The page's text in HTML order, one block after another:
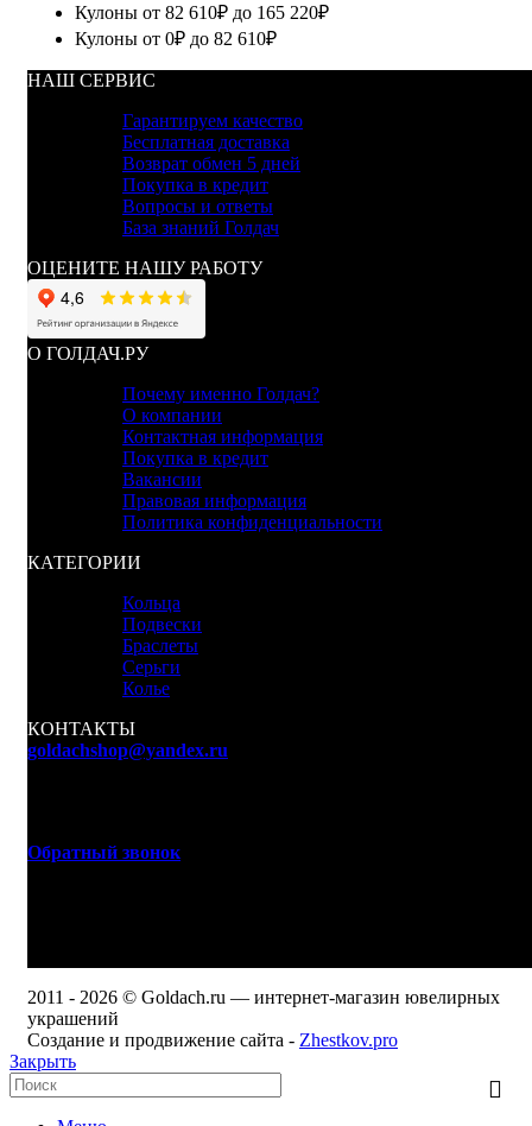
Кулоны от 82 610₽ до 165 220₽
Кулоны от 0₽ до 82 610₽
НАШ СЕРВИС
Гарантируем качество
Бесплатная доставка
Возврат обмен 5 дней
Покупка в кредит
Вопросы и ответы
База знаний Голдач
ОЦЕНИТЕ НАШУ РАБОТУ
О ГОЛДАЧ.РУ
Почему именно Голдач?
О компании
Контактная информация
Покупка в кредит
Вакансии
Правовая информация
Политика конфиденциальности
КАТЕГОРИИ
Кольца
Подвески
Браслеты
Серьги
Колье
КОНТАКТЫ
goldachshop@yandex.ru
Обратный звонок
2011 - 2026 © Goldach.ru — интернет-магазин ювелирных
украшений
Создание и продвижение сайта - Zhestkov.pro
Закрыть